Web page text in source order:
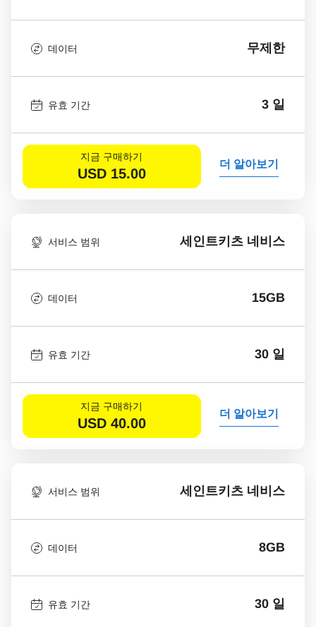
데이터 무제한
유효 기간 3 일
지금 구매하기
USD 15.00
더 알아보기
서비스 범위 세인트키츠 네비스
데이터 15GB
유효 기간 30 일
지금 구매하기
USD 40.00
더 알아보기
서비스 범위 세인트키츠 네비스
데이터 8GB
유효 기간 30 일